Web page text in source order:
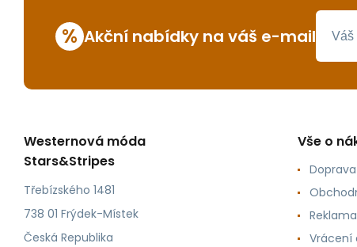
% Akční nabídky na váš e-mail
Westernová móda
Stars&Stripes
Třebízského 1481
738 01 Frýdek-Místek
Česká Republika
Vše o
Vrácení